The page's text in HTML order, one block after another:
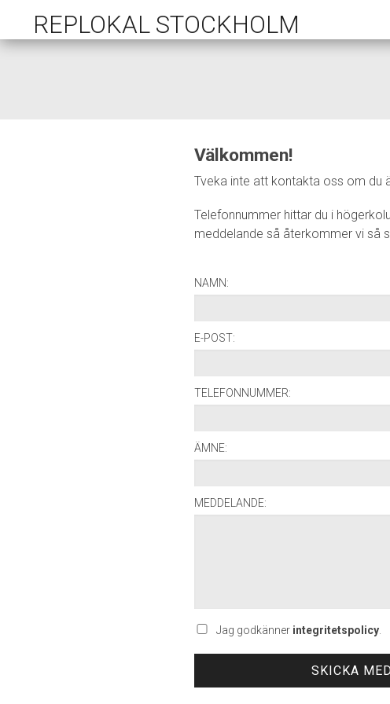
REPLOKAL STOCKHOLM
Välkommen!
Tveka inte att kontakta oss om du
Telefonnummer hittar du i
meddelande så återkommer vi så
NAMN:
E-POST:
TELEFONNUMMER:
ÄMNE:
MEDDELANDE:
Jag godkänner integritetspolicy